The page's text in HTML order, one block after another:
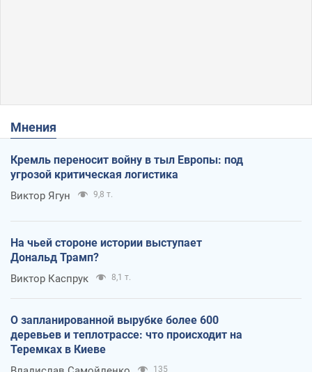
Мнения
Кремль переносит войну в тыл Европы: под
угрозой критическая логистика
Виктор Ягун 9,8 т.
На чьей стороне истории выступает
Дональд Трамп?
Виктор Каспрук 8,1 т.
О запланированной вырубке более 600
деревьев и теплотрассе: что происходит на
Теремках в Киеве
135